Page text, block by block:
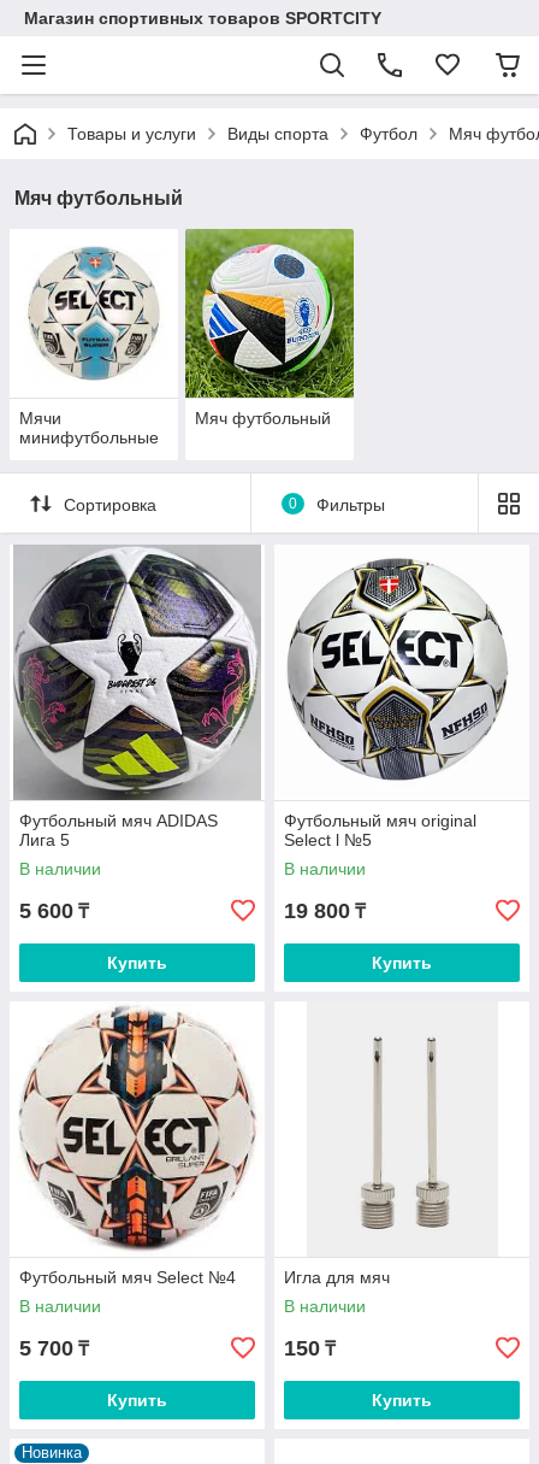
Магазин спортивных товаров SPORTCITY
Товары и услуги Виды спорта Футбол Мяч
Мяч футбольный
Мячи
минифутбольные
Мяч футбольный
Сортировка 0 Фильтры
Футбольный мяч ADIDAS
Лига 5
В наличии
5 600 ₸
Купить
Футбольный мяч original
Select l №5
В наличии
19 800 ₸
Купить
Футбольный мяч Select №4
В наличии
5 700 ₸
Купить
Игла для мяч
В наличии
150 ₸
Купить
Новинка